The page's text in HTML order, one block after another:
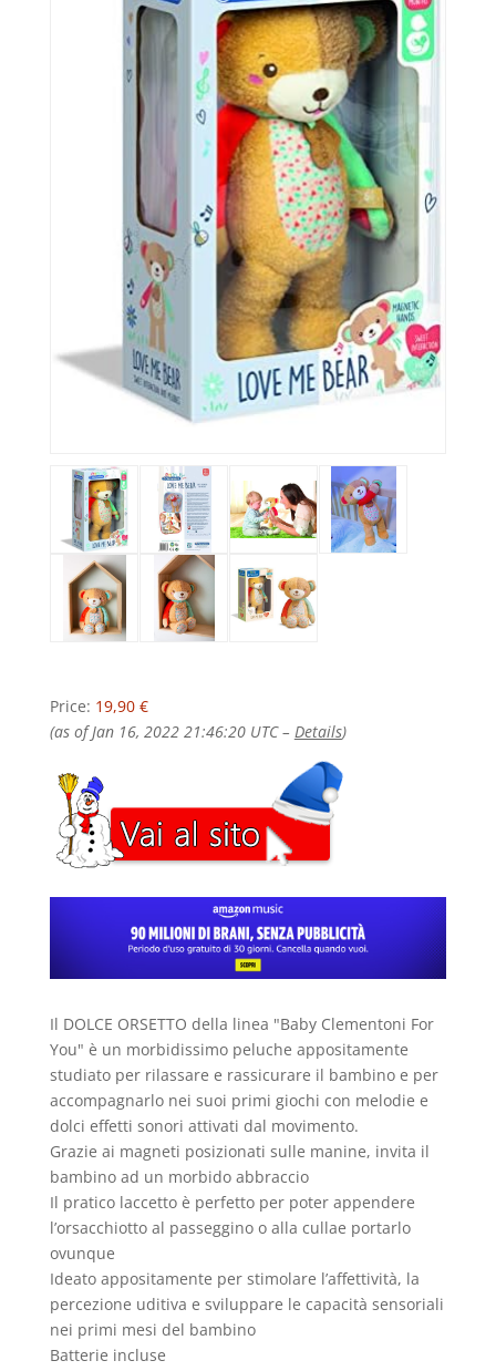
Price: 19,90 €
(as of Jan 16, 2022 21:46:20 UTC – Details)
Il DOLCE ORSETTO della linea "Baby Clementoni For
You" è un morbidissimo peluche appositamente
studiato per rilassare e rassicurare il bambino e per
accompagnarlo nei suoi primi giochi con melodie e
dolci effetti sonori attivati dal movimento.
Grazie ai magneti posizionati sulle manine, invita il
bambino ad un morbido abbraccio
Il pratico laccetto è perfetto per poter appendere
l’orsacchiotto al passeggino o alla cullae portarlo
ovunque
Ideato appositamente per stimolare l’affettività, la
percezione uditiva e sviluppare le capacità sensoriali
nei primi mesi del bambino
Batterie incluse